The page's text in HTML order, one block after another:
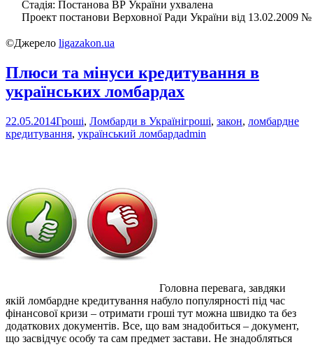
Стадія: Постанова ВР України ухвалена
Проект постанови Верховної Ради України від 13.02.2009
©Джерело ligazakon.ua
Плюси та мінуси кредитування в
українських ломбардах
22.05.2014Гроші, Ломбарди в Українігроші, закон, ломбардне
кредитування, український ломбардadmin
Головна перевага, завдяки
якій ломбардне кредитування набуло популярності під час
фінансової кризи – отримати гроші тут можна швидко та без
додаткових документів. Все, що вам знадобиться – документ,
що засвідчує особу та сам предмет застави. Не знадобляться